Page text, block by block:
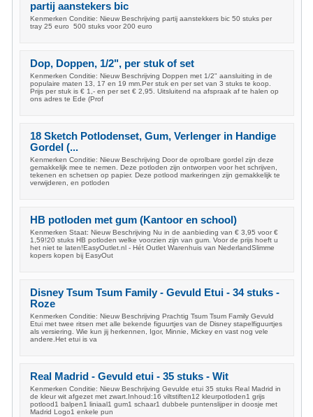
partij aanstekers bic
Kenmerken Conditie: Nieuw Beschrijving partij aanstekkers bic 50 stuks per
tray 25 euro 500 stuks voor 200 euro
Dop, Doppen, 1/2", per stuk of set
Kenmerken Conditie: Nieuw Beschrijving Doppen met 1/2" aansluiting in de
populaire maten 13, 17 en 19 mm.Per stuk en per set van 3 stuks te koop.
Prijs per stuk is € 1,- en per set € 2,95. Uitsluitend na afspraak af te halen op
ons adres te Ede (Prof
18 Sketch Potlodenset, Gum, Verlenger in Handige
Gordel (...
Kenmerken Conditie: Nieuw Beschrijving Door de oprolbare gordel zijn deze
gemakkelijk mee te nemen. Deze potloden zijn ontworpen voor het schrijven,
tekenen en schetsen op papier. Deze potlood markeringen zijn gemakkelijk te
verwijderen, en potloden
HB potloden met gum (Kantoor en school)
Kenmerken Staat: Nieuw Beschrijving Nu in de aanbieding van € 3,95 voor €
1,59!20 stuks HB potloden welke voorzien zijn van gum. Voor de prijs hoeft u
het niet te laten!EasyOutlet.nl - Hét Outlet Warenhuis van NederlandSlimme
kopers kopen bij EasyOut
Disney Tsum Tsum Family - Gevuld Etui - 34 stuks -
Roze
Kenmerken Conditie: Nieuw Beschrijving Prachtig Tsum Tsum Family Gevuld
Etui met twee ritsen met alle bekende figuurtjes van de Disney stapelfiguurtjes
als versiering. Wie kun jij herkennen, Igor, Minnie, Mickey en vast nog vele
andere.Het etui is va
Real Madrid - Gevuld etui - 35 stuks - Wit
Kenmerken Conditie: Nieuw Beschrijving Gevulde etui 35 stuks Real Madrid in
de kleur wit afgezet met zwart.Inhoud:16 viltstiften12 kleurpotloden1 grijs
potlood1 balpen1 liniaal1 gum1 schaar1 dubbele puntenslijper in doosje met
Madrid Logo1 enkele pun